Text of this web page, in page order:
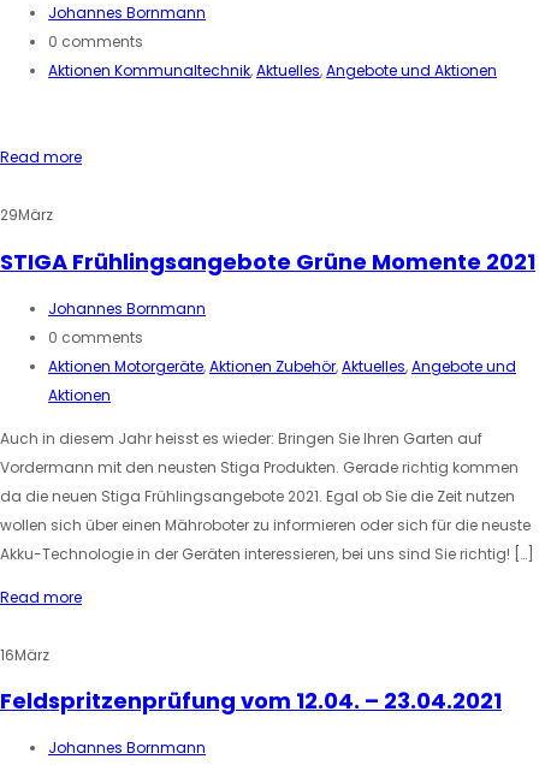
Johannes Bornmann
0 comments
Aktionen Kommunaltechnik,Aktuelles,Angebote und Aktionen
Read more
29März
STIGA Frühlingsangebote Grüne Momente 2021
Johannes Bornmann
0 comments
Aktionen Motorgeräte,Aktionen Zubehör,Aktuelles,Angebote und
Aktionen
Auch in diesem Jahr heisst es wieder: Bringen Sie Ihren Garten auf
Vordermann mit den neusten Stiga Produkten. Gerade richtig kommen
da die neuen Stiga Frühlingsangebote 2021. Egal ob Sie die Zeit nutzen
wollen sich über einen Mähroboter zu informieren oder sich für die neuste
Akku-Technologie in der Geräten interessieren, bei uns sind Sie richtig! […]
Read more
16März
Feldspritzenprüfung vom 12.04. – 23.04.2021
Johannes Bornmann